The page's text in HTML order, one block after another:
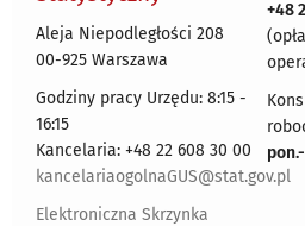
Aleja Niepodległości 208
00-925 Warszawa
Godziny pracy Urzędu: 8:15 -
16:15
Kancelaria: +48 22 608 30 00
kancelariaogolnaGUS@stat.gov.pl
Elektroniczna Skrzynka
+48